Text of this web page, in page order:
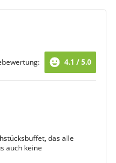
4.1 / 5.0
das alle
auch keine